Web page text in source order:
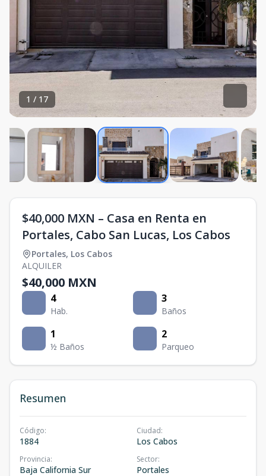
1 / 17
$40,000 MXN – Casa en Renta en
Portales, Cabo San Lucas, Los Cabos
Portales, Los Cabos
ALQUILER
$40,000 MXN
4
Hab.
3
Baños
1
½ Baños
2
Parqueo
Resumen
Código:
1884
Ciudad:
Los Cabos
Provincia:
Baja California Sur
Sector:
Portales